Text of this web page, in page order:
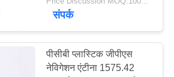
बेस स्टेशन
संपर्क
पीसीबी प्लास्टिक जीपीएस
नेविगेशन एंटीना 1575.42